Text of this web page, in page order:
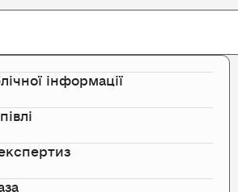
інформації